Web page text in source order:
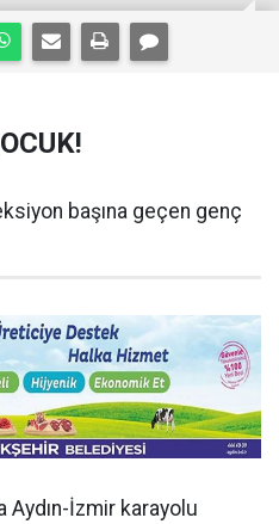
başına geçen genç
Aydın-İzmir karayolu